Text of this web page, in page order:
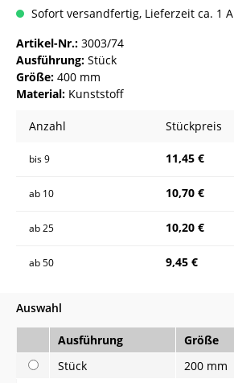
Sofort versandfertig, Lieferzeit ca. 1
Artikel-Nr.: 3003/74
Ausführung: Stück
Größe: 400 mm
Material: Kunststoff
Anzahl Stückpreis
bis9 11,45 €
ab 10 10,70 €
ab25 10,20 €
ab50 9,45 €
Auswahl
Ausführung Größe
Stück
200 mm